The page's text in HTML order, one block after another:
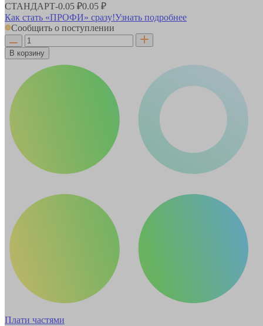
СТАНДАРТ-0.05 ₽0.05 ₽
Как стать «ПРОФИ» сразу!Узнать подробнее
Сообщить о поступлении
В корзину
Плати частями